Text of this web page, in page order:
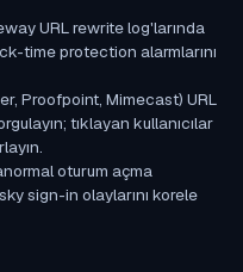
URL rewrite log'larında
time protection alarmlarını
Proofpoint, Mimecast) URL
tıklayan kullanıcılar
oturum açma
sign-in olaylarını korele